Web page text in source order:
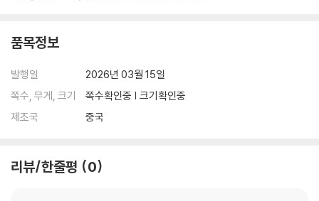
품목정보
발행일
2026년 03월 15일
쪽수, 무게, 크기
쪽수확인중 | 크기확인중
제조국
중국
리뷰/한줄평 0